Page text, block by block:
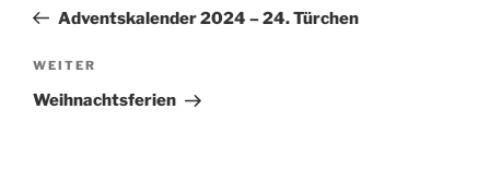
Beitrag
Adventskalender 2024 – 24. Türchen
Nächster
Beitrag
WEITER
Weihnachtsferien